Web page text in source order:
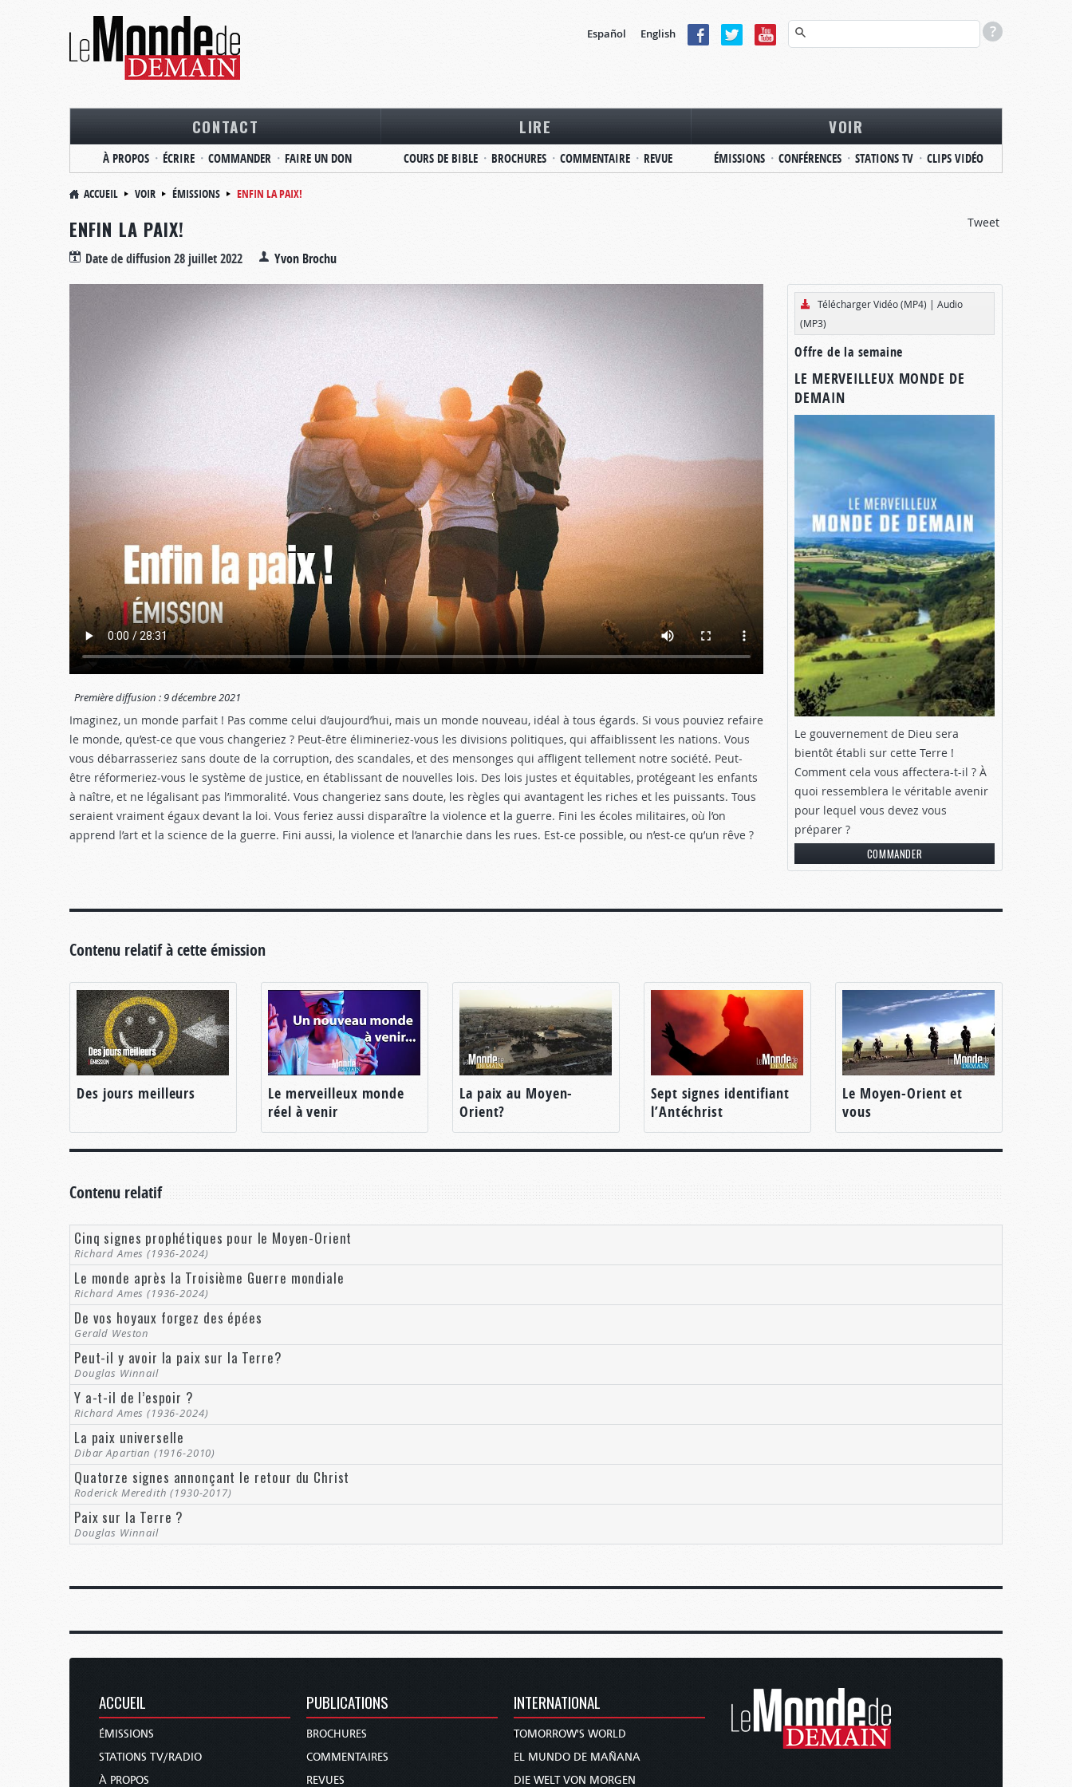
Español English
CONTACT
À PROPOS ÉCRIRE COMMANDER FAIRE UN DON
LIRE
COURS DE BIBLE BROCHURES COMMENTAIRE REVUE
VOIR
ÉMISSIONS CONFÉRENCES STATIONS TV CLIPS VIDÉO
ACCUEIL VOIR ÉMISSIONS ENFIN LA PAIX!
ENFIN LA PAIX!
Date de diffusion28 juillet 2022 Yvon Brochu
Tweet
Première diffusion :9 décembre 2021
Imaginez, un monde parfait ! Pas comme celui d’aujourd’hui, mais un monde nouveau, idéal à tous égards. Si vous pouviez refaire
le monde, qu’est-ce que vous changeriez ? Peut-être élimineriez-vous les divisions politiques, qui affaiblissent les nations. Vous
vous débarrasseriez sans doute de la corruption, des scandales, et des mensonges qui affligent tellement notre société. Peut-
être réformeriez-vous le système de justice, en établissant de nouvelles lois. Des lois justes et équitables, protégeant les enfants
à naître, et ne légalisant pas l’immoralité. Vous changeriez sans doute, les règles qui avantagent les riches et les puissants. Tous
seraient vraiment égaux devant la loi. Vous feriez aussi disparaître la violence et la guerre. Fini les écoles militaires, où l’on
apprend l’art et la science de la guerre. Fini aussi, la violence et l’anarchie dans les rues. Est-ce possible, ou n’est-ce qu’un rêve ?
Télécharger Vidéo (MP4) | Audio
(MP3)
Offre de la semaine
LE MERVEILLEUX MONDE DE
DEMAIN
Le gouvernement de Dieu sera
bientôt établi sur cette Terre !
Comment cela vous affectera-t-il ? À
quoi ressemblera le véritable avenir
pour lequel vous devez vous
préparer ?
COMMANDER
Contenu relatif à cette émission
Des jours meilleurs
Le merveilleux monde
réel à venir
La paix au Moyen-
Orient?
Sept signes identifiant
l’Antéchrist
Le Moyen-Orient et
vous
Contenu relatif
Cinq signes prophétiques pour le Moyen-Orient
Richard Ames (1936-2024)
Le monde après la Troisième Guerre mondiale
Richard Ames (1936-2024)
De vos hoyaux forgez des épées
Gerald Weston
Peut-il y avoir la paix sur la Terre?
Douglas Winnail
Y a-t-il de l’espoir ?
Richard Ames (1936-2024)
La paix universelle
Dibar Apartian (1916-2010)
Quatorze signes annonçant le retour du Christ
Roderick Meredith (1930-2017)
Paix sur la Terre ?
Douglas Winnail
ACCUEIL
ÉMISSIONS
STATIONS TV/RADIO
À PROPOS
PUBLICATIONS
BROCHURES
COMMENTAIRES
REVUES
INTERNATIONAL
TOMORROW'S WORLD
EL MUNDO DE MAÑANA
DIE WELT VON MORGEN